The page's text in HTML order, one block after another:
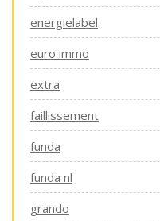
energielabel
euro immo
extra
faillissement
funda
funda nl
grando